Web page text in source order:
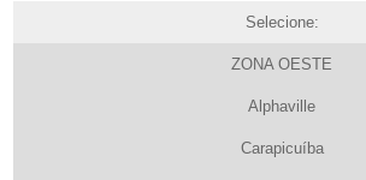
Selecione:
ZONA OESTE
Alphaville
Carapicuíba